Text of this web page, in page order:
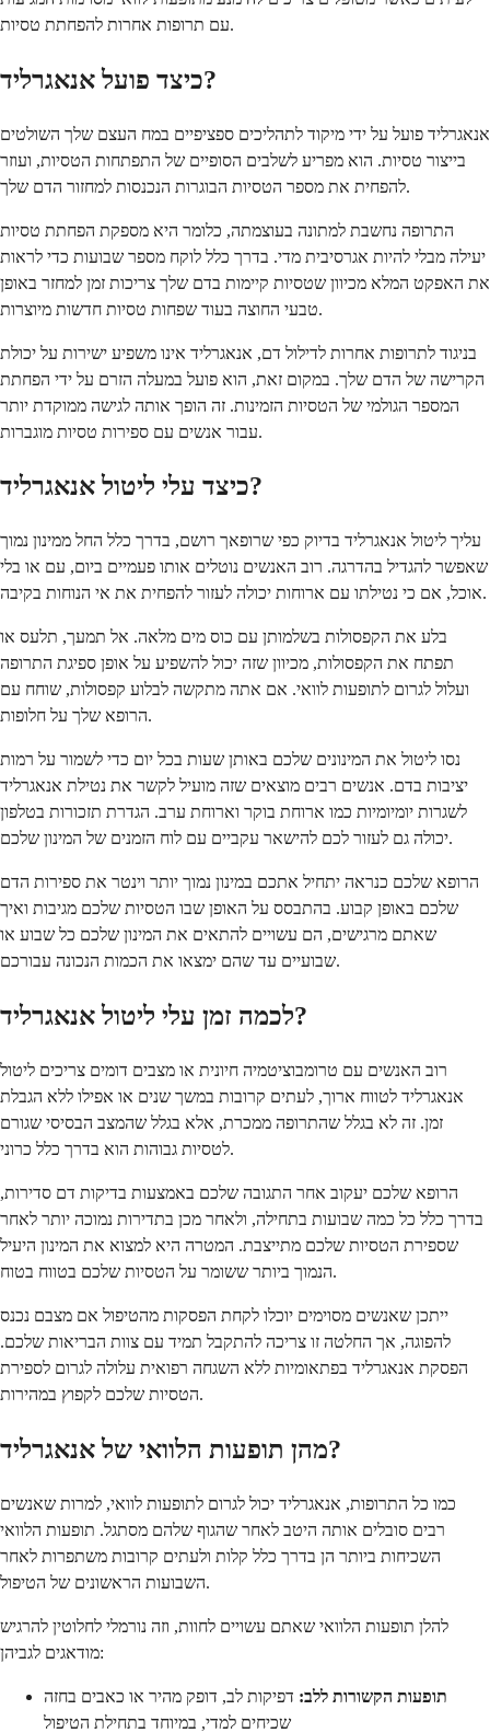
עם תרופות אחרות להפחתת טסיות.
כיצד פועל אנאגרליד?
אנאגרליד פועל על ידי מיקוד לתהליכים ספציפיים במח העצם שלך השולטים
בייצור טסיות. הוא מפריע לשלבים הסופיים של התפתחות הטסיות, ועוזר
להפחית את מספר הטסיות הבוגרות הנכנסות למחזור הדם שלך.
התרופה נחשבת למתונה בעוצמתה, כלומר היא מספקת הפחתת טסיות
יעילה מבלי להיות אגרסיבית מדי. בדרך כלל לוקח מספר שבועות כדי לראות
את האפקט המלא מכיוון שטסיות קיימות בדם שלך צריכות זמן למחזר באופן
טבעי החוצה בעוד שפחות טסיות חדשות מיוצרות.
בניגוד לתרופות אחרות לדילול דם, אנאגרליד אינו משפיע ישירות על יכולת
הקרישה של הדם שלך. במקום זאת, הוא פועל במעלה הזרם על ידי הפחתת
המספר הגולמי של הטסיות הזמינות. זה הופך אותה לגישה ממוקדת יותר
עבור אנשים עם ספירות טסיות מוגברות.
כיצד עלי ליטול אנאגרליד?
עליך ליטול אנאגרליד בדיוק כפי שרופאך רושם, בדרך כלל החל ממינון נמוך
שאפשר להגדיל בהדרגה. רוב האנשים נוטלים אותו פעמיים ביום, עם או בלי
אוכל, אם כי נטילתו עם ארוחות יכולה לעזור להפחית את אי הנוחות בקיבה.
בלע את הקפסולות בשלמותן עם כוס מים מלאה. אל תמעך, תלעס או
תפתח את הקפסולות, מכיוון שזה יכול להשפיע על אופן ספיגת התרופה
ועלול לגרום לתופעות לוואי. אם אתה מתקשה לבלוע קפסולות, שוחח עם
הרופא שלך על חלופות.
נסו ליטול את המינונים שלכם באותן שעות בכל יום כדי לשמור על רמות
יציבות בדם. אנשים רבים מוצאים שזה מועיל לקשר את נטילת אנאגרליד
לשגרות יומיומיות כמו ארוחת בוקר וארוחת ערב. הגדרת תזכורות בטלפון
יכולה גם לעזור לכם להישאר עקביים עם לוח הזמנים של המינון שלכם.
הרופא שלכם כנראה יתחיל אתכם במינון נמוך יותר וינטר את ספירות הדם
שלכם באופן קבוע. בהתבסס על האופן שבו הטסיות שלכם מגיבות ואיך
שאתם מרגישים, הם עשויים להתאים את המינון שלכם כל שבוע או
שבועיים עד שהם ימצאו את הכמות הנכונה עבורכם.
לכמה זמן עלי ליטול אנאגרליד?
רוב האנשים עם טרומבוציטמיה חיונית או מצבים דומים צריכים ליטול
אנאגרליד לטווח ארוך, לעתים קרובות במשך שנים או אפילו ללא הגבלת
זמן. זה לא בגלל שהתרופה ממכרת, אלא בגלל שהמצב הבסיסי שגורם
לטסיות גבוהות הוא בדרך כלל כרוני.
הרופא שלכם יעקוב אחר התגובה שלכם באמצעות בדיקות דם סדירות,
בדרך כלל כל כמה שבועות בתחילה, ולאחר מכן בתדירות נמוכה יותר לאחר
שספירת הטסיות שלכם מתייצבת. המטרה היא למצוא את המינון היעיל
הנמוך ביותר ששומר על הטסיות שלכם בטווח בטוח.
ייתכן שאנשים מסוימים יוכלו לקחת הפסקות מהטיפול אם מצבם נכנס
להפוגה, אך החלטה זו צריכה להתקבל תמיד עם צוות הבריאות שלכם.
הפסקת אנאגרליד בפתאומיות ללא השגחה רפואית עלולה לגרום לספירת
הטסיות שלכם לקפוץ במהירות.
מהן תופעות הלוואי של אנאגרליד?
כמו כל התרופות, אנאגרליד יכול לגרום לתופעות לוואי, למרות שאנשים
רבים סובלים אותה היטב לאחר שהגוף שלהם מסתגל. תופעות הלוואי
השכיחות ביותר הן בדרך כלל קלות ולעתים קרובות משתפרות לאחר
השבועות הראשונים של הטיפול.
להלן תופעות הלוואי שאתם עשויים לחוות, וזה נורמלי לחלוטין להרגיש
מודאגים לגביהן:
תופעות הקשורות ללב: דפיקות לב, דופק מהיר או כאבים בחזה
שכיחים למדי, במיוחד בתחילת הטיפול